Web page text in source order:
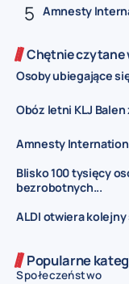
Amnesty
Chętnie
Osoby ubiegające
Obóz letni KLJ
Amnesty
Blisko 100 tysięcy
bezrobotnych...
ALDI otwiera
Popularne
Społeczeństwo